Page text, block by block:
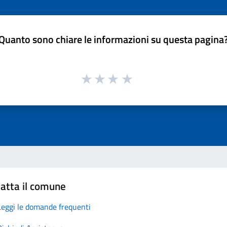
sono chiare le informazioni su questa
il comune
le domande frequenti